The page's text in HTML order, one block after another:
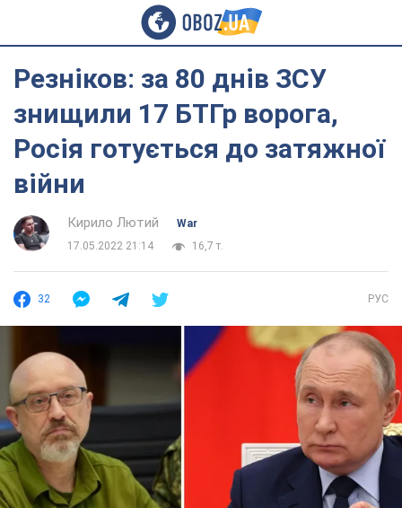
Резніков: за 80 днів ЗСУ
знищили 17 БТГр ворога,
Росія готується до затяжної
війни
Кирило Лютий
War
17.05.2022 21:14
16,7 т.
32 РУС